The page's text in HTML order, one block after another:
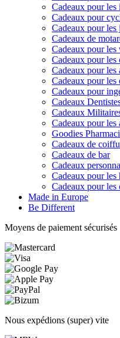
Cadeaux pour les
Cadeaux pour
Cadeaux pour les
Cadeaux de
Cadeaux pour les
Cadeaux pour les
Cadeaux pour les
Cadeaux pour les
Cadeaux pour
Cadeaux
Cadeaux
Cadeaux pour les
Goodies
Cadeaux de
Cadeaux de bar
Cadeaux
Cadeaux pour les
Cadeaux pour les
Made in Europe
Be Different
Moyens de paiement sécurisés
Nous expédions (super) vite